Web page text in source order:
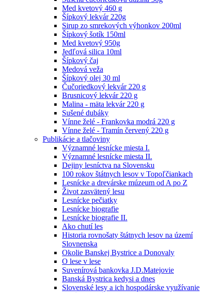
Med kvetový 460 g
Šípkový lekvár 220g
Sirup zo smrekových výhonkov 200ml
Šípkový šotík 150ml
Med kvetový 950g
Jedľová silica 10ml
Šípkový čaj
Medová veža
Šípkový olej 30 ml
Čučoriedkový lekvár 220 g
Brusnicový lekvár 220 g
Malina - mäta lekvár 220 g
Sušené dubáky
Vínne želé - Frankovka modrá 220 g
Vínne želé - Tramín červený 220 g
Publikácie a tlačoviny
Významné lesnícke miesta I.
Významné lesnícke miesta II.
Dejiny lesníctva na Slovensku
100 rokov štátnych lesov v Topoľčiankach
Lesnícke a drevárske múzeum od A po Z
Život zasvätený lesu
Lesnícke pečiatky
Lesnícke biografie
Lesnícke biografie II.
Ako chutí les
Historia rovnošaty štátnych lesov na území
Slovnenska
Okolie Banskej Bystrice a Donovaly
O lese v lese
Suvenírová bankovka J.D.Matejovie
Banská Bystrica kedysi a dnes
Slovenské lesy a ich hospodárske využívanie